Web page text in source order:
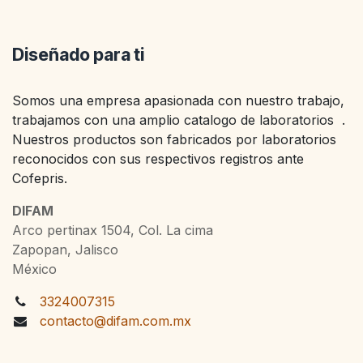
Diseñado para ti
Somos una empresa apasionada con nuestro trabajo,
trabajamos con una amplio catalogo de laboratorios .
Nuestros productos son fabricados por laboratorios
reconocidos con sus respectivos registros ante
Cofepris.
DIFAM
Arco pertinax 1504, Col. La cima
Zapopan, Jalisco
México
3324007315
contacto@difam.com.mx